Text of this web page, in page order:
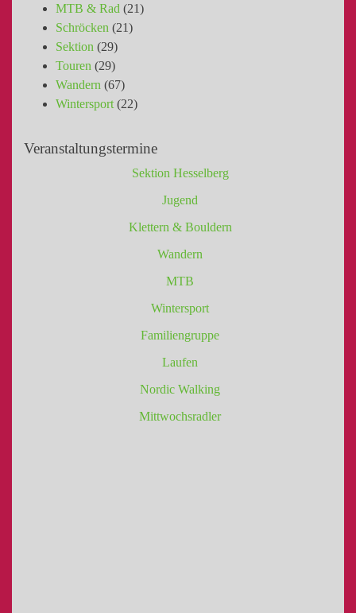
MTB & Rad (21)
Schröcken (21)
Sektion (29)
Touren (29)
Wandern (67)
Wintersport(22)
Veranstaltungstermine
Sektion Hesselberg
Jugend
Klettern & Bouldern
Wandern
MTB
Wintersport
Familiengruppe
Laufen
Nordic Walking
Mittwochsradler